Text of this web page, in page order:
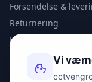
Forsendelse &
Returnering
Privatlivspolitik
KONTAKT
Vi